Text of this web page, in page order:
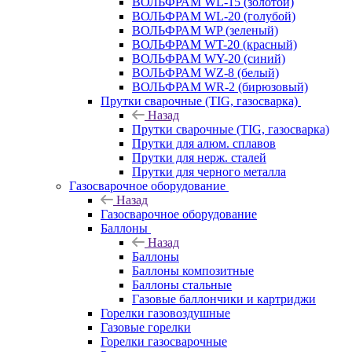
ВОЛЬФРАМ WL-20 (голубой)
ВОЛЬФРАМ WP (зеленый)
ВОЛЬФРАМ WT-20 (красный)
ВОЛЬФРАМ WY-20 (синий)
ВОЛЬФРАМ WZ-8 (белый)
ВОЛЬФРАМ WR-2 (бирюзовый)
Прутки сварочные (TIG, газосварка)
Назад
Прутки сварочные (TIG, газосварка)
Прутки для алюм. сплавов
Прутки для нерж. сталей
Прутки для черного металла
Газосварочное оборудование
Назад
Газосварочное оборудование
Баллоны
Назад
Баллоны
Баллоны композитные
Баллоны стальные
Газовые баллончики и картриджи
Горелки газовоздушные
Газовые горелки
Горелки газосварочные